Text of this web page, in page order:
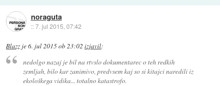
noraguta
::7. jul 2015, 07:42
Blazz je6. jul 2015 ob 23:02 izjavil:
nedolgo nazaj je bil na rtvslo dokumentarec o teh redkih
zemljah, bilo kar zanimivo, predvsem kaj so si kitajci naredili iz
ekološkega vidika... totalno katastrofo.